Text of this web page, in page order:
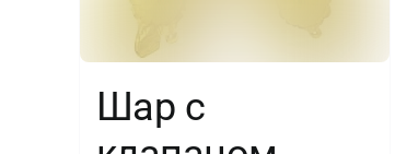
Шар с